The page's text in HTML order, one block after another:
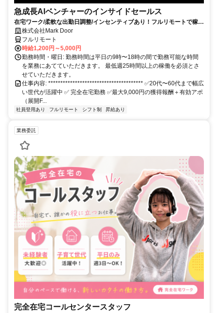
急成長AIベンチャーのインサイドセールス
在宅ワーク/柔軟な出勤日調整/インセンティブあり！フルリモートで稼げ
る！株式会社Mark Door
フルリモート
時給1,200円～5,000円
勤務時間・曜日: 勤務時間は平日の9時〜18時の間で勤務可能な時間
を業務にあてていただきます。 最低週25時間以上の稼働を必須とさ
せていただきます。
仕事内容: *************************************** ✅20代〜60代まで幅広
い世代が活躍中 ✅ 完全在宅勤務 ✅最大9,000円の獲得報酬＋有効アポ
（展開F...
社員登用あり フルリモート シフト制 昇給あり
業務委託
完全在宅コールセンタースタッフ